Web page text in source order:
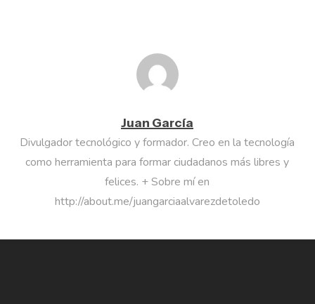
Juan García
Divulgador tecnológico y formador. Creo en la tecnología
como herramienta para formar ciudadanos más libres y
felices. + Sobre mí en
http://about.me/juangarciaalvarezdetoledo